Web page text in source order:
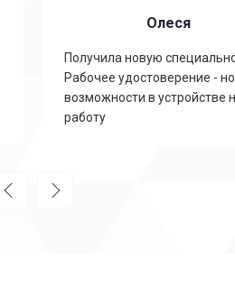
Олеся
Получила новую
Рабочее удостоверение -
возможности в устройстве
работу